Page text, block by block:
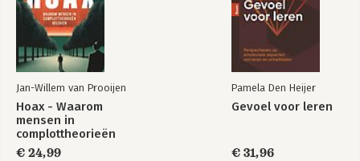
Jan-Willem van Prooijen
Hoax - Waarom
mensen in
complottheorieën
geloven
€ 24,99
Pamela Den Heijer
Gevoel voor leren
€ 31,96